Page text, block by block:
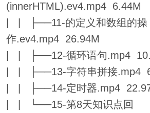
(innerHTML).ev4.mp4 6.44M
| | ├──11-的定义和数组的操
作.ev4.mp4 26.94M
| | ├──12-循环语句.mp4
| | ├──13-字符串拼接.mp4
| | ├──14-定时器.mp4
| | └──15-第8天知识点回